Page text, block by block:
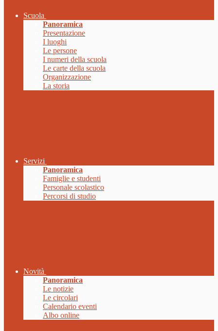
Scuola
Panoramica
Presentazione
I luoghi
Le persone
I numeri della scuola
Le carte della scuola
Organizzazione
La storia
Servizi
Panoramica
Famiglie e studenti
Personale scolastico
Percorsi di studio
Novità
Panoramica
Le notizie
Le circolari
Calendario eventi
Albo online